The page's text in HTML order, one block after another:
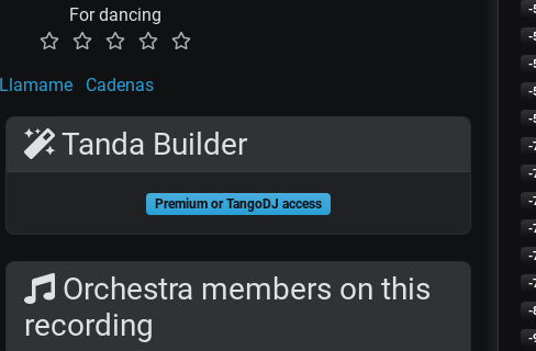
For dancing
Llamame Cadenas
Tanda Builder
Premium or TangoDJ access
Orchestra members on this
recording
-
-
-
-
-
-
-
-
-
-
-
-
-